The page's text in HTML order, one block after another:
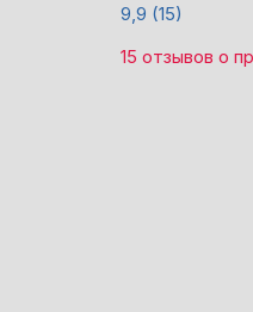
9,9 (15)
15 отзывов о